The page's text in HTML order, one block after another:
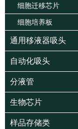
细胞迁移芯片
细胞培养板
通用移液器吸头
自动化吸头
分液管
生物芯片
样品存储类